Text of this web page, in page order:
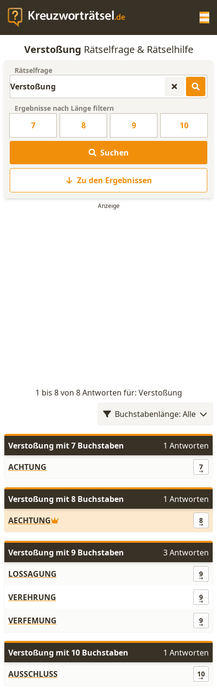
KREUZWORTRÄTSEL-HILFE
WORTLISTE
Verstoßung Rätselfrage & Rätselhilfe
Rätselfrage
Ergebnisse nach Länge filtern
7 8 9 10
Suchen
Zu den Ergebnissen
1 bis 8 von 8 Antworten für: Verstoßung
Buchstabenlänge: Alle
Verstoßung mit 7 Buchstaben
1 Antworten
ACHTUNG
7
Verstoßung mit 8 Buchstaben
1 Antworten
AECHTUNG
8
Verstoßung mit 9 Buchstaben
3 Antworten
LOSSAGUNG
9
VEREHRUNG 9
VERFEMUNG 9
Verstoßung mit 10 Buchstaben
1 Antworten
AUSSCHLUSS
10